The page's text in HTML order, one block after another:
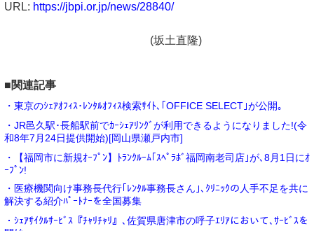
URL: https://jbpi.or.jp/news/28840/
(坂土直隆)
■関連記事
・東京のｼｪｱｵﾌｨｽ･ﾚﾝﾀﾙｵﾌｨｽ検索ｻｲﾄ､｢OFFICE SELECT｣が公開｡
・JR邑久駅･長船駅前でｶｰｼｪｱﾘﾝｸﾞが利用できるようになりました!(令
和8年7月24日提供開始)[岡山県瀬戸内市]
・【福岡市に新規ｵｰﾌﾟﾝ】ﾄﾗﾝｸﾙｰﾑ｢ｽﾍﾟﾗﾎﾞ福岡南老司店｣が､8月1日にｵ
ｰﾌﾟﾝ!
・医療機関向け事務長代行｢ﾚﾝﾀﾙ事務長さん｣､ｸﾘﾆｯｸの人手不足を共に
解決する紹介ﾊﾟｰﾄﾅｰを全国募集
・ｼｪｱｻｲｸﾙｻｰﾋﾞｽ『ﾁｬﾘﾁｬﾘ』､佐賀県唐津市の呼子ｴﾘｱにおいて､ｻｰﾋﾞｽを